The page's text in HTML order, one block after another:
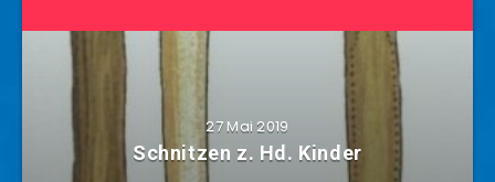
27 Mai 2019
Schnitzen z. Hd. Kinder